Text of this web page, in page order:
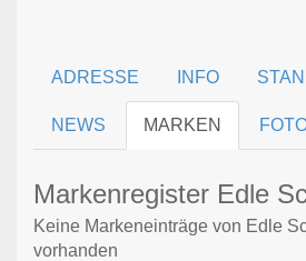
ADRESSE INFO
NEWS MARKEN
Markenregister Edle
Keine Markeneinträge von Edle
vorhanden